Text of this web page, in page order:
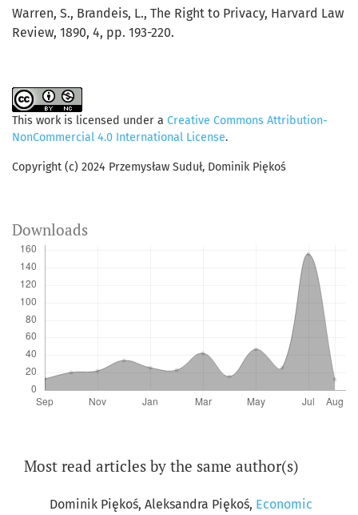
Warren, S., Brandeis, L., The Right to Privacy, Harvard Law
Review, 1890, 4, pp. 193-220.
This work is licensed under a Creative Commons Attribution-
NonCommercial 4.0 International License.
Copyright (c) 2024 Przemysław Suduł, Dominik Piękoś
Downloads
Most read articles by the same author(s)
Dominik Piękoś, Aleksandra Piękoś, Economic